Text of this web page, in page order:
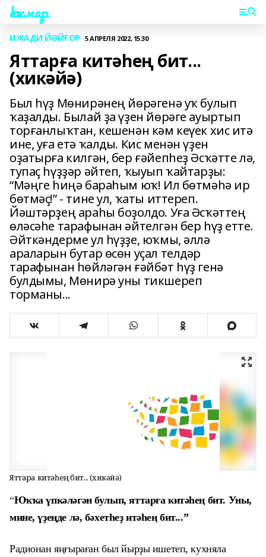
Һаҡмар
ИЖАДИ ЙӘЙҒОР 5 АПРЕЛЯ 2022, 15:30
Яттарға китәһең бит...
(хикәйә)
Был һүҙ Мөнирәнең йөрәгенә уҡ булып
ҡаҙалды. Былай ҙа үҙен йөрәге ауыртып
торғанлыҡтан, кешенән кәм кеүек хис итә
ине, уға етә ҡалды. Кис менән үҙен
оҙатырға килгән, бер ғәйепһеҙ Әсҡәтте лә,
тупаҫ һүҙҙәр әйтеп, ҡыуып ҡайтарҙы:
“Мәңге һиңә бараһым юҡ! Ил бөтмәһә ир
бөтмәҫ!” - тине ул, ҡаты иттереп.
Йәштәрҙең араһы боҙолдо. Уға Әсҡәттең
өләсәһе тарафынан әйтелгән бер һүҙ етте.
Әйткәндерме ул һүҙҙе, юҡмы, әллә
араларын бутар өсөн уҫал телдәр
тарафынан һөйләгән ғәйбәт һүҙ генә
булдымы, Мөнирә уны тикшереп
торманы...
Яттарға китәһең бит... (хикәйә)
“Юҡҡа үпкәләгән булып, яттарға китәһең бит. Уны,
мине, үҙеңде лә, бәхетһеҙ итәһең бит...”
Радионан яңғыраған был йырҙы ишетеп, кухняла